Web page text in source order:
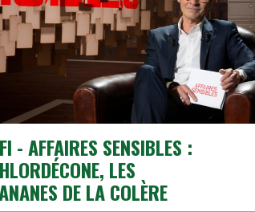
- AFFAIRES SENSIBLES :
LES
DE LA COLÈRE